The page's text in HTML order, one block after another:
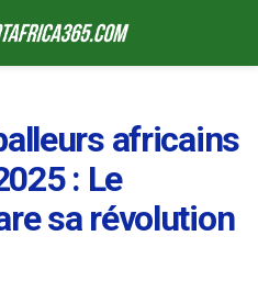
africains
: Le
sa révolution